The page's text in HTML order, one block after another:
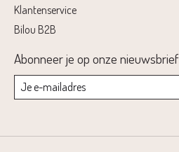
Klantenservice
Bilou B2B
Abonneer je op onze nieuwsbrief